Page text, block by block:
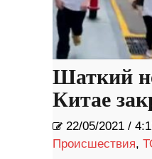
Шаткий
Китае
22/05/2021 /
Происшествия,